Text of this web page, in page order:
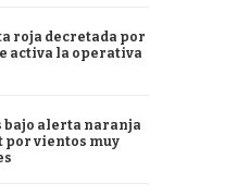
roja decretada por
activa la operativa
bajo alerta naranja
por vientos muy